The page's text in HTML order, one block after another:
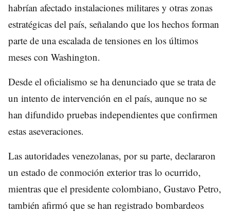
habrían afectado instalaciones militares y otras zonas
estratégicas del país, señalando que los hechos forman
parte de una escalada de tensiones en los últimos
meses con Washington.
Desde el oficialismo se ha denunciado que se trata de
un intento de intervención en el país, aunque no se
han difundido pruebas independientes que confirmen
estas aseveraciones.
Las autoridades venezolanas, por su parte, declararon
un estado de conmoción exterior tras lo ocurrido,
mientras que el presidente colombiano, Gustavo Petro,
también afirmó que se han registrado bombardeos